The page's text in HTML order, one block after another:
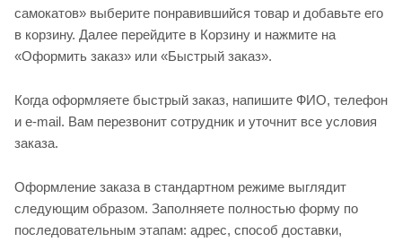
самокатов» выберите понравившийся товар и добавьте его
в корзину. Далее перейдите в Корзину и нажмите на
«Оформить заказ» или «Быстрый заказ».
Когда оформляете быстрый заказ, напишите ФИО, телефон
и e-mail. Вам перезвонит сотрудник и уточнит все условия
заказа.
Оформление заказа в стандартном режиме выглядит
следующим образом. Заполняете полностью форму по
последовательным этапам: адрес, способ доставки,